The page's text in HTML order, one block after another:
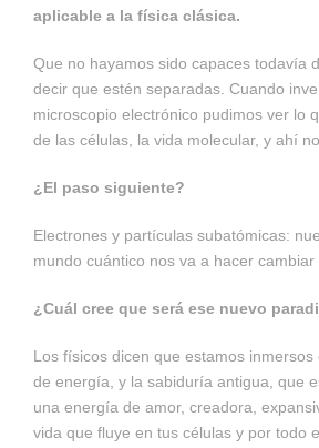
aplicable a la física clásica.
Que no hayamos sido capaces todavía
decir que estén separadas. Cuando
microscopio electrónico pudimos ver lo
de las células, la vida molecular, y ahí
¿El paso siguiente?
Electrones y partículas subatómicas:
mundo cuántico nos va a hacer cambiar
¿Cuál cree que será ese nuevo
Los físicos dicen que estamos
de energía, y la sabiduría antigua, que
una energía de amor, creadora,
vida que fluye en tus células y por todo